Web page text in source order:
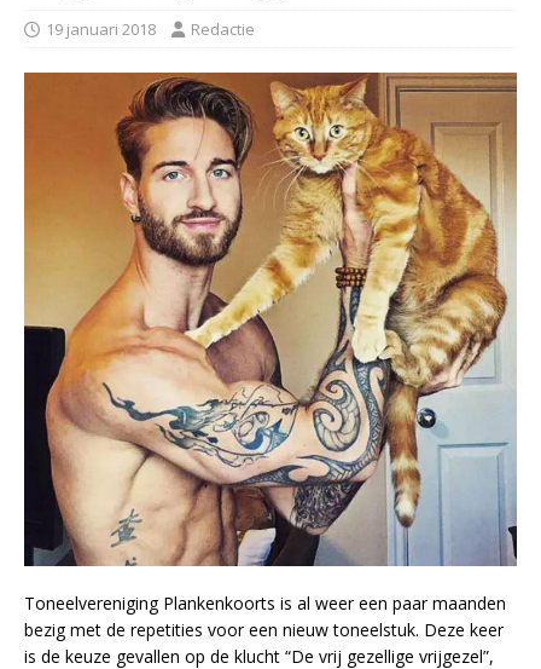
19 januari 2018 Redactie
Toneelvereniging Plankenkoorts is al weer een paar maanden
bezig met de repetities voor een nieuw toneelstuk. Deze keer
is de keuze gevallen op de klucht “De vrij gezellige vrijgezel”,